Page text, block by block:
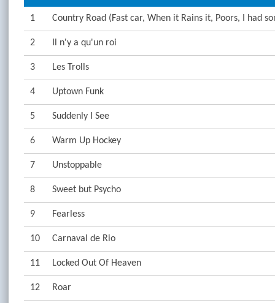
1 Country Road (Fast car, When it Rains it, Poors, I had
2 Il n'y a qu'un roi
3 Les Trolls
4 Uptown Funk
5 Suddenly I See
6 Warm Up Hockey
7 Unstoppable
8 Sweet but Psycho
9 Fearless
10 Carnaval de Rio
11 Locked Out Of Heaven
12 Roar